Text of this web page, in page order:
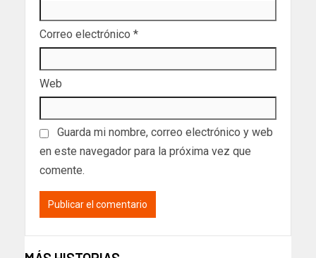
Correo electrónico *
Web
Guarda mi nombre, correo electrónico y web
en este navegador para la próxima vez que
comente.